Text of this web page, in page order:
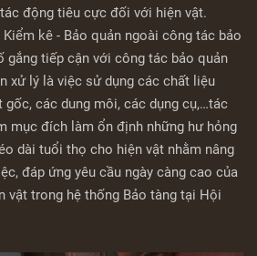
động tiêu cực đối với hiện vật.
kê - Bảo quản ngoài công tác bảo
gắng tiếp cận với công tác bảo quản
xử lý là việc sử dụng các chất liệu
gốc, các dung môi, các dụng cụ,…tác
mục đích làm ổn định những hư hỏng
dài tuổi thọ cho hiện vật nhằm nâng
đáp ứng yêu cầu ngày càng cao của
vật trong hệ thống Bảo tàng tại Hội